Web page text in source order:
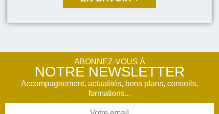
ABONNEZ-VOUS À
NOTRE NEWSLETTER
Accompagnement, actualités, bons plans, conseils,
formations...